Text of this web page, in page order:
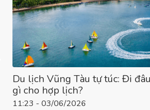
Du lịch Vũng Tàu tự túc: Đi
gì cho hợp lịch?
11:23 - 03/06/2026